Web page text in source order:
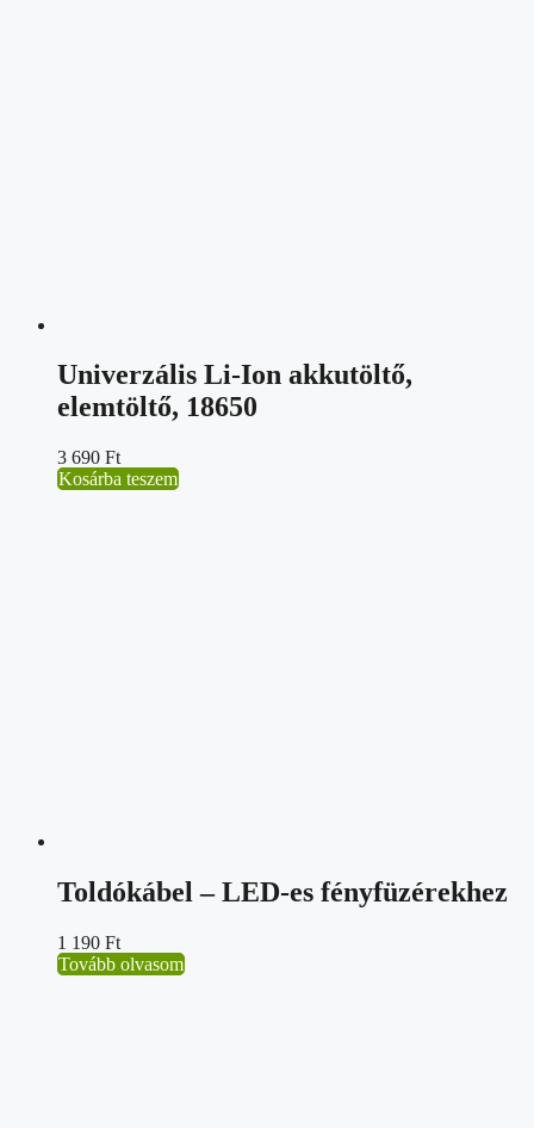
Univerzális Li-Ion akkutöltő,
elemtöltő, 18650
3 690 Ft
Kosárba teszem
Toldókábel – LED-es fényfüzérekhez
1 190 Ft
Tovább olvasom